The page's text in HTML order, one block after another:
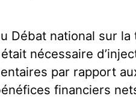
Débat national sur la
nécessaire
par rapport
financiers